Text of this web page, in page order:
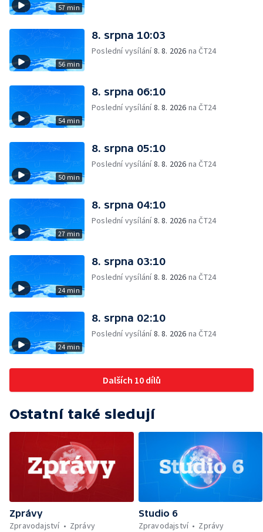
57 min
56 min
8. srpna 10:03
Poslední vysílání8. 8. 2026 na ČT24
54 min
8. srpna 06:10
Poslední vysílání8. 8. 2026 na ČT24
50 min
8. srpna 05:10
Poslední vysílání8. 8. 2026 na ČT24
27 min
8. srpna 04:10
Poslední vysílání8. 8. 2026 na ČT24
24 min
8. srpna 03:10
Poslední vysílání8. 8. 2026 na ČT24
24 min
8. srpna 02:10
Poslední vysílání8. 8. 2026 na ČT24
Dalších 10 dílů
Ostatní také sledují
Zprávy
Zpravodajství
Zprávy
Studio 6
Zpravodajství
Zprávy